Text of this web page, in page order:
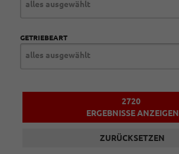
alles ausgewählt
GETRIEBEART
alles ausgewählt
2720
ERGEBNISSE ANZEIGEN
ZURÜCKSETZEN